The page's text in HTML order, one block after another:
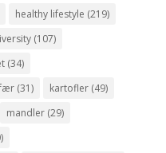
healthy lifestyle (219)
(107)
(34)
(31) kartofler(49)
mandler(29)